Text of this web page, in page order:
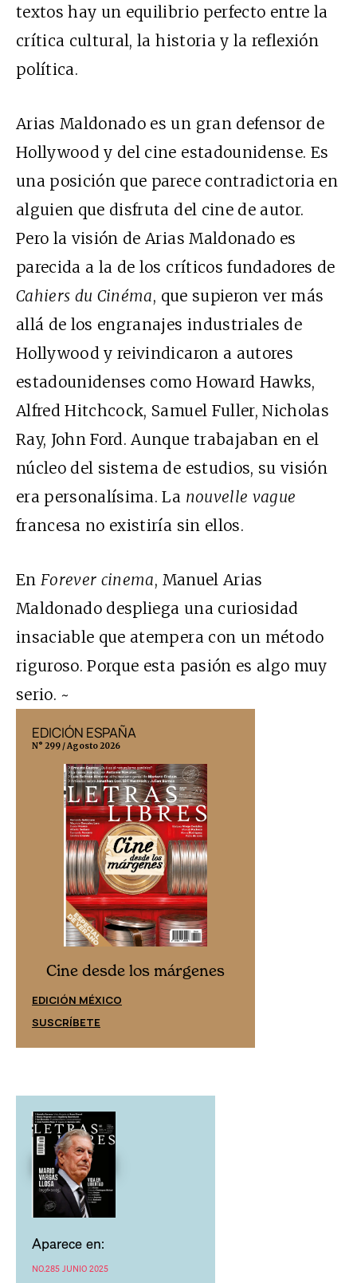
textos hay un equilibrio perfecto entre la
crítica cultural, la historia y la reflexión
política.
Arias Maldonado es un gran defensor de
Hollywood y del cine estadounidense. Es
una posición que parece contradictoria en
alguien que disfruta del cine de autor.
Pero la visión de Arias Maldonado es
parecida a la de los críticos fundadores de
Cahiers du Cinéma, que supieron ver más
allá de los engranajes industriales de
Hollywood y reivindicaron a autores
estadounidenses como Howard Hawks,
Alfred Hitchcock, Samuel Fuller, Nicholas
Ray, John Ford. Aunque trabajaban en el
núcleo del sistema de estudios, su visión
era personalísima. La nouvelle vague
francesa no existiría sin ellos.
EnForever cinema, Manuel Arias
Maldonado despliega una curiosidad
insaciable que atempera con un método
riguroso. Porque esta pasión es algo muy
serio. ~
EDICIÓN ESPAÑA
N° 299 / Agosto 2026
Cine desde los márgenes
EDICIÓN MÉXICO
SUSCRÍBETE
Aparece en:
NO.285 JUNIO 2025